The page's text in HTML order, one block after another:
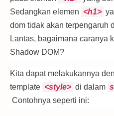
document.body.
Sedangkan elemen <h1>
dom tidak akan terpengaruh
Lantas, bagaimana caranya
Shadow DOM?
Kita dapat melakukannya
template <style> di dalam
Contohnya seperti ini: